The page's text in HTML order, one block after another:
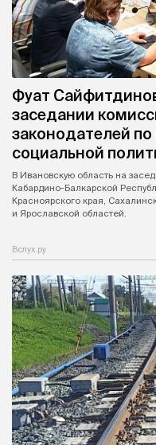
Фуат
заседании
законодателей
социальной
В Ивановскую область на
Кабардино-Балкарской
Красноярского края,
и Ярославской областей.
Вслух.ру